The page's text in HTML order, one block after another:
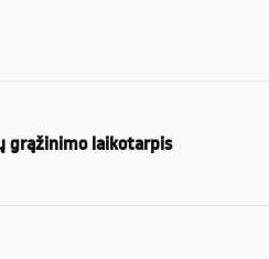
grąžinimo laikotarpis